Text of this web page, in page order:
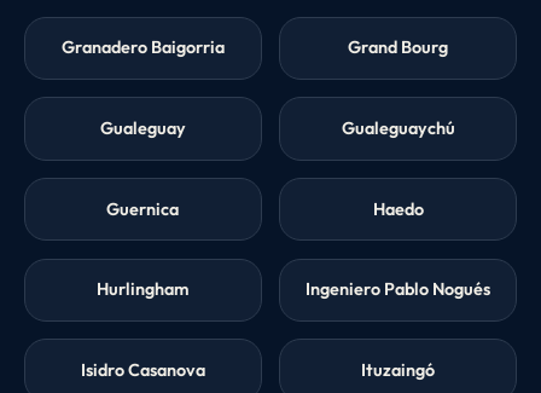
Granadero Baigorria Grand Bourg
Gualeguay Gualeguaychú
Guernica Haedo
Hurlingham Ingeniero Pablo Nogués
Isidro Casanova Ituzaingó